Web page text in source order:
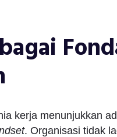
kerja menunjukkan
. Organisasi tidak